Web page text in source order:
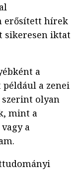
erősített hírek
sikeresen iktat
a
a zenei
szerint olyan
mint a
a